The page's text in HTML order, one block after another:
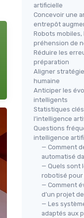
artificielle
Concevoir une
entrepôt
Robots
préhension de
Réduire les
préparation
Aligner
humaine
Anticiper les
intelligents
Statistiques
l’intelligence
Questions
intelligence
— Comment
automatisé
— Quels sont
robotisé pour
— Comment
d’un projet
— Les
adaptés aux